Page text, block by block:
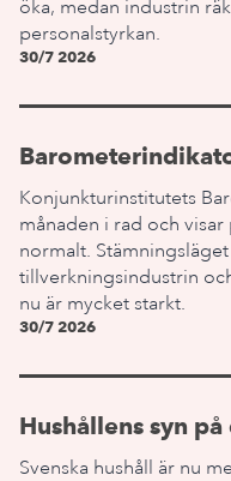
öka, medan industrin
personalstyrkan.
30/7 2026
Konjunkturinstitutets
månaden i rad och
normalt.
tillverkningsindustrin
nu är mycket starkt.
30/7 2026
Hushållens syn
Svenska hushåll är nu